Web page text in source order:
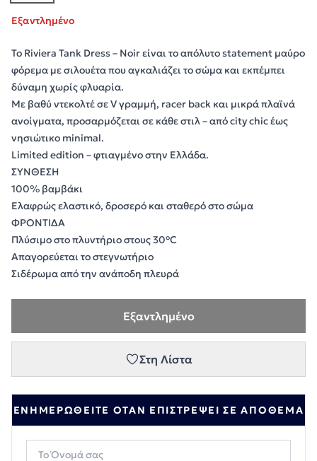
Εξαντλημένο
Το Riviera Tank Dress – Noir είναι το απόλυτο statement μαύρο
φόρεμα με σιλουέτα που αγκαλιάζει το σώμα και εκπέμπει
δύναμη χωρίς φλυαρία.
Με βαθύ ντεκολτέ σε V γραμμή, racer back και μικρά πλαϊνά
ανοίγματα, προσαρμόζεται σε κάθε στιλ – από city chic έως
νησιώτικο minimal.
Limited edition – φτιαγμένο στην Ελλάδα.
ΣΥΝΘΕΣΗ
100% βαμβάκι
Ελαφρώς ελαστικό, δροσερό και σταθερό στο σώμα
ΦΡΟΝΤΙΔΑ
Πλύσιμο στο πλυντήριο στους 30°C
Απαγορεύεται το στεγνωτήριο
Σιδέρωμα από την ανάποδη πλευρά
Εξαντλημένο
Στη Λίστα
ΕΝΗΜΕΡΩΘΕΊΤΕ ΌΤΑΝ ΕΠΙΣΤΡΈΨΕΙ ΣΕ ΑΠΌΘΕΜΑ